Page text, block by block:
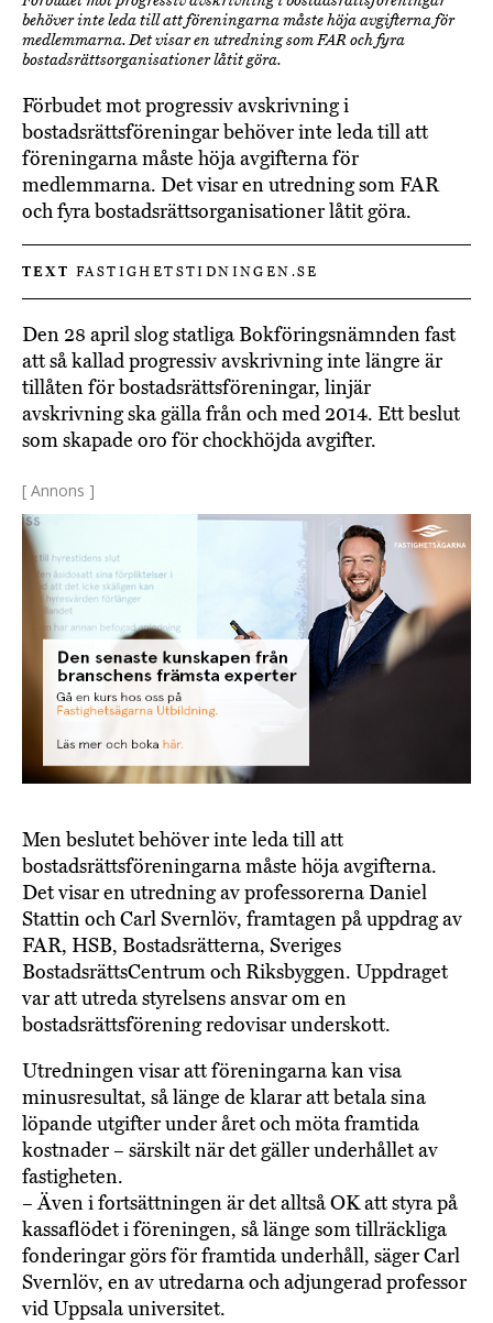
behöver inte leda till att föreningarna måste höja avgifterna för
medlemmarna. Det visar en utredning som FAR och fyra
bostadsrättsorganisationer låtit göra.
Förbudet mot progressiv avskrivning i
bostadsrättsföreningar behöver inte leda till att
föreningarna måste höja avgifterna för
medlemmarna. Det visar en utredning som FAR
och fyra bostadsrättsorganisationer låtit göra.
TEXT FASTIGHETSTIDNINGEN.SE
Den 28 april slog statliga Bokföringsnämnden fast
att så kallad progressiv avskrivning inte längre är
tillåten för bostadsrättsföreningar, linjär
avskrivning ska gälla från och med 2014. Ett beslut
som skapade oro för chockhöjda avgifter.
[ Annons ]
Men beslutet behöver inte leda till att
bostadsrättsföreningarna måste höja avgifterna.
Det visar en utredning av professorerna Daniel
Stattin och Carl Svernlöv, framtagen på uppdrag av
FAR, HSB, Bostadsrätterna, Sveriges
BostadsrättsCentrum och Riksbyggen. Uppdraget
var att utreda styrelsens ansvar om en
bostadsrättsförening redovisar underskott.
Utredningen visar att föreningarna kan visa
minusresultat, så länge de klarar att betala sina
löpande utgifter under året och möta framtida
kostnader – särskilt när det gäller underhållet av
fastigheten.
– Även i fortsättningen är det alltså OK att styra på
kassaflödet i föreningen, så länge som tillräckliga
fonderingar görs för framtida underhåll, säger Carl
Svernlöv, en av utredarna och adjungerad professor
vid Uppsala universitet.